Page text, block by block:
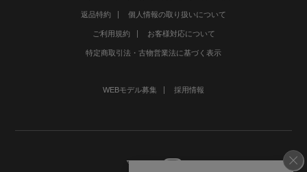
返品特約 個人情報の取り扱いについて
ご利用規約 お客様対応について
特定商取引法・古物営業法に基づく表示
WEBモデル募集 採用情報